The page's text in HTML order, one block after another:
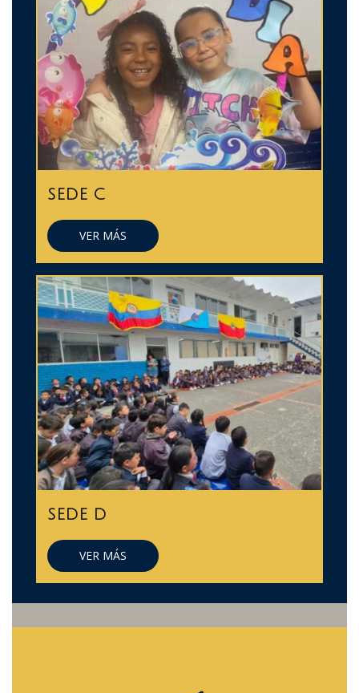
SEDE C
VER MÁS
SEDE D
VER MÁS